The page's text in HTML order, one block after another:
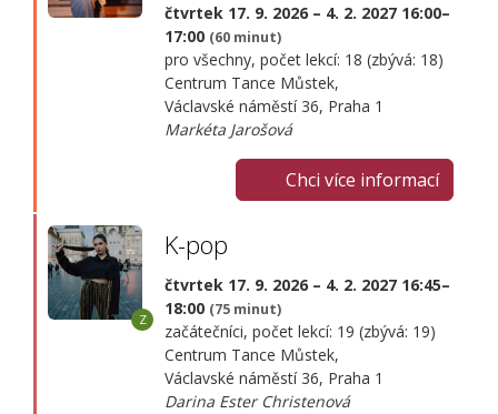
čtvrtek 17. 9. 2026 – 4. 2. 2027 16:00–
17:00 (60 minut)
pro všechny, počet lekcí: 18 (zbývá: 18)
Centrum Tance Můstek,
Václavské náměstí 36, Praha 1
Markéta Jarošová
Chci více informací
K-pop
čtvrtek 17. 9. 2026 – 4. 2. 2027 16:45–
18:00 (75 minut)
začátečníci, počet lekcí: 19 (zbývá: 19)
Centrum Tance Můstek,
Václavské náměstí 36, Praha 1
Darina Ester Christenová